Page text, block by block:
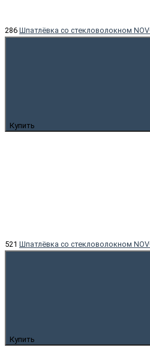
286 Шпатлёвка со стекловолокном
Купить
521 Шпатлёвка со стекловолокном
Купить